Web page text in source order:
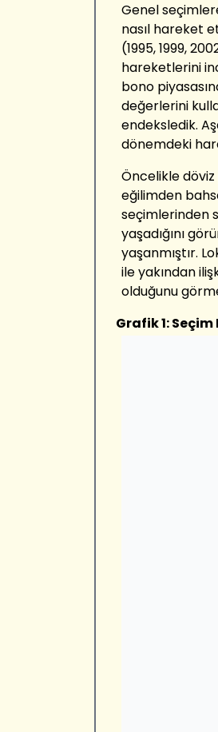
Genel
nasıl hareket
(1995, 1999,
hareketlerini
bono
değerlerini
endeksledik.
dönemdeki
Öncelikle
eğilimden
seçimlerinden
yaşadığını
yaşanmıştır.
ile yakından
olduğunu
Grafik 1: